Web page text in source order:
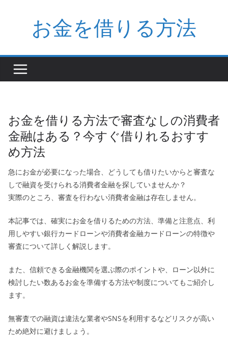
お金を借りる方法
お金を借りる方法で審査なしの消費者
金融はある？今すぐ借りれるおすす
め方法
急にお金が必要になった場合、どうしても借りたいからと審査な
しで融資を受けられる消費者金融を探していませんか？
実際のところ、審査を行わない消費者金融は存在しません。
本記事では、確実にお金を借りるための方法、準備と注意点、利
用しやすい銀行カードローンや消費者金融カードローンの特徴や
審査について詳しく解説します。
また、信頼できる金融機関を選ぶ際のポイントや、ローン以外に
検討したい数あるお金を準備する方法や制度についてもご紹介し
ます。
無審査での融資は違法な業者やSNSを利用するなどリスクが高い
ため絶対に避けましょう。